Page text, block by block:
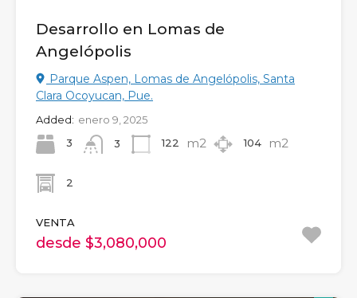
Desarrollo en Lomas de
Angelópolis
Parque Aspen, Lomas de Angelópolis, Santa
Clara Ocoyucan, Pue.
Added: enero 9, 2025
3
3 122 m2 104 m2
2
VENTA
desde $3,080,000